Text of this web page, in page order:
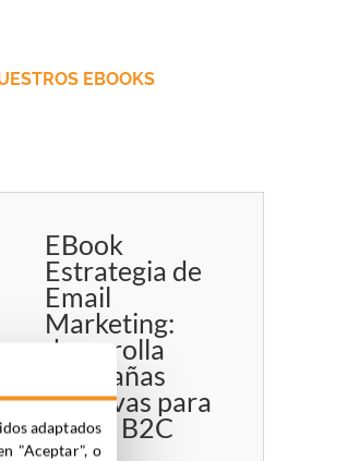
EBOOKS
EBook
Estrategia de
Email
Marketing:
desarrolla
campañas
efectivas para
B2B y B2C
adaptados
"Aceptar", o